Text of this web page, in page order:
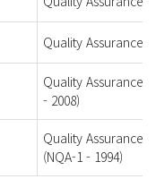
Quality Assurance
Quality Assurance
- 2008)
Quality Assurance
(NQA-1 - 1994)